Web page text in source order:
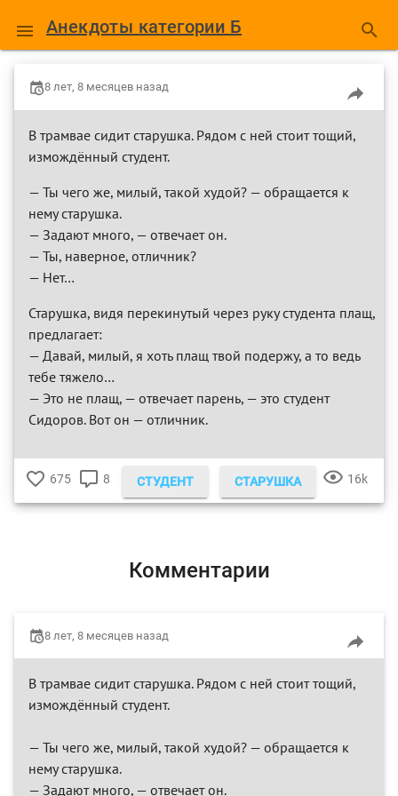
Анекдоты категории Б
8 лет, 8 месяцев назад
В трамвае сидит старушка. Рядом с ней стоит тощий,
измождённый студент.
— Ты чего же, милый, такой худой? — обращается к
нему старушка.
— Задают много, — отвечает он.
— Ты, наверное, отличник?
— Нет…
Старушка, видя перекинутый через руку студента плащ,
предлагает:
— Давай, милый, я хоть плащ твой подержу, а то ведь
тебе тяжело…
— Это не плащ, — отвечает парень, — это студент
Сидоров. Вот он — отличник.
♥
675
КОММЕНТАРИЕВ
8 16k
СТУДЕНТ СТАРУШКА
Комментарии
8 лет, 8 месяцев назад
В трамвае сидит старушка. Рядом с ней стоит тощий,
измождённый студент.
— Ты чего же, милый, такой худой? — обращается к
нему старушка.
— Задают много, — отвечает он.